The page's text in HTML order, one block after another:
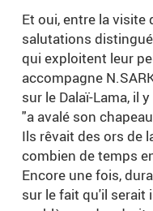
Et oui, entre la visite
salutations
qui exploitent leur
accompagne
sur le Dalaï-Lama, il
"a avalé son
Ils rêvait des ors de
combien de temps
Encore une fois,
sur le fait qu'il serait